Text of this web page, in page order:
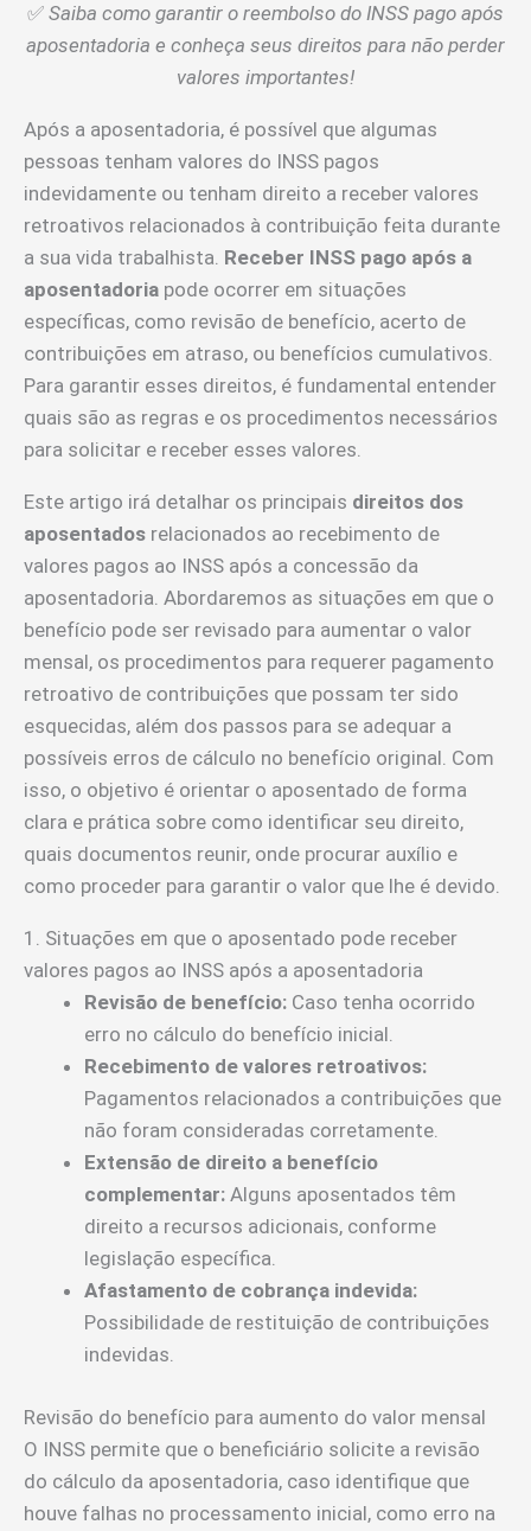
✅ Saiba como garantir o reembolso do INSS pago após
aposentadoria e conheça seus direitos para não perder
valores importantes!
Após a aposentadoria, é possível que algumas
pessoas tenham valores do INSS pagos
indevidamente ou tenham direito a receber valores
retroativos relacionados à contribuição feita durante
a sua vida trabalhista. Receber INSS pago após a
aposentadoria pode ocorrer em situações
específicas, como revisão de benefício, acerto de
contribuições em atraso, ou benefícios cumulativos.
Para garantir esses direitos, é fundamental entender
quais são as regras e os procedimentos necessários
para solicitar e receber esses valores.
Este artigo irá detalhar os principais direitos dos
aposentados relacionados ao recebimento de
valores pagos ao INSS após a concessão da
aposentadoria. Abordaremos as situações em que o
benefício pode ser revisado para aumentar o valor
mensal, os procedimentos para requerer pagamento
retroativo de contribuições que possam ter sido
esquecidas, além dos passos para se adequar a
possíveis erros de cálculo no benefício original. Com
isso, o objetivo é orientar o aposentado de forma
clara e prática sobre como identificar seu direito,
quais documentos reunir, onde procurar auxílio e
como proceder para garantir o valor que lhe é devido.
1. Situações em que o aposentado pode receber
valores pagos ao INSS após a aposentadoria
Revisão de benefício: Caso tenha ocorrido
erro no cálculo do benefício inicial.
Recebimento de valores retroativos:
Pagamentos relacionados a contribuições que
não foram consideradas corretamente.
Extensão de direito a benefício
complementar: Alguns aposentados têm
direito a recursos adicionais, conforme
legislação específica.
Afastamento de cobrança indevida:
Possibilidade de restituição de contribuições
indevidas.
Revisão do benefício para aumento do valor mensal
O INSS permite que o beneficiário solicite a revisão
do cálculo da aposentadoria, caso identifique que
houve falhas no processamento inicial, como erro na